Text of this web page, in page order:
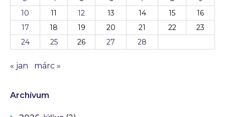
10
11 12 13 14 15
16
17
18 19 20 21 22
23
24
25 26 27 28
« jan márc »
Archívum